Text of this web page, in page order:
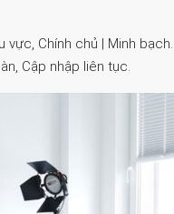
vực, Chính chủ | Minh bạch.
Cập nhập liên tục.